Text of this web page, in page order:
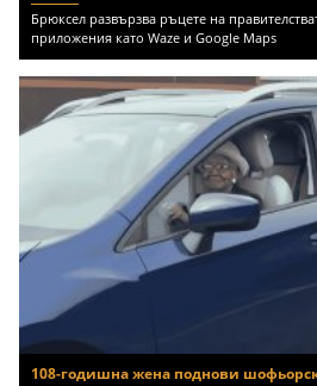
Брюксел развързва ръцете на
приложения като Waze и Google Maps
108-годишна жена поднови